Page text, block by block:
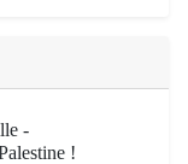
-
!